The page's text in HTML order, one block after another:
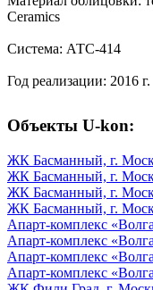
Ceramics
Система: АТС-414
Год реализации: 2016 г.
Объекты U-kon:
ЖК Басманный, г.
ЖК Басманный, г.
ЖК Басманный, г.
ЖК Басманный, г.
Апарт-комплекс
Апарт-комплекс
Апарт-комплекс
Апарт-комплекс